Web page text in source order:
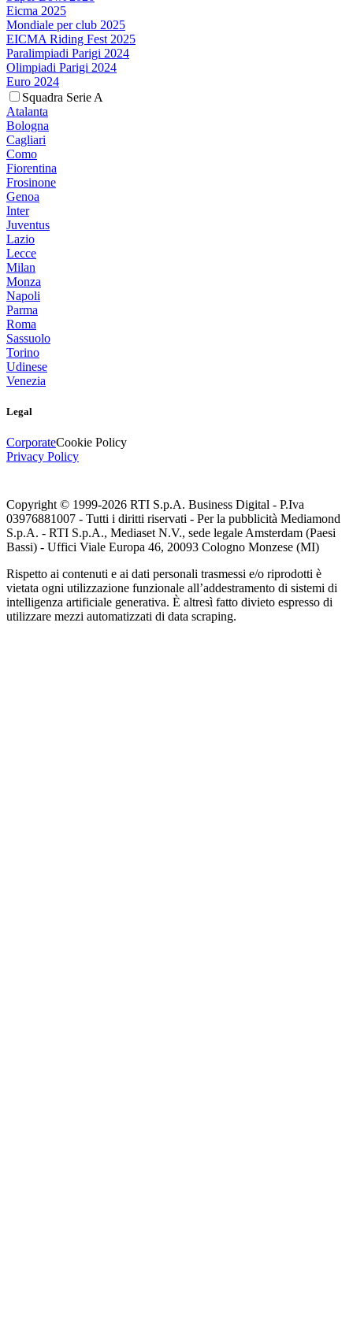
Eicma 2025
Mondiale per club 2025
EICMA Riding Fest 2025
Paralimpiadi Parigi 2024
Olimpiadi Parigi 2024
Euro 2024
Squadra Serie A
Atalanta
Bologna
Cagliari
Como
Fiorentina
Frosinone
Genoa
Inter
Juventus
Lazio
Lecce
Milan
Monza
Napoli
Parma
Roma
Sassuolo
Torino
Udinese
Venezia
Legal
CorporateCookie Policy
Privacy Policy
Copyright © 1999-2026 RTI S.p.A. Business Digital - P.Iva
03976881007 - Tutti i diritti riservati - Per la pubblicità Mediamond
S.p.A. - RTI S.p.A., Mediaset N.V., sede legale Amsterdam (Paesi
Bassi) - Uffici Viale Europa 46, 20093 Cologno Monzese (MI)
Rispetto ai contenuti e ai dati personali trasmessi e/o riprodotti è
vietata ogni utilizzazione funzionale all’addestramento di sistemi di
intelligenza artificiale generativa. È altresì fatto divieto espresso di
utilizzare mezzi automatizzati di data scraping.